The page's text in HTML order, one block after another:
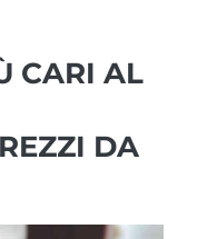
CARI AL
DA